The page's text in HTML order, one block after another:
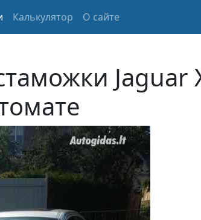
Калькулятор О сайте
Jaguar